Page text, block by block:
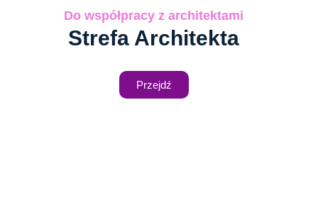
Do współpracy z architektami
Strefa Architekta
Przejdź